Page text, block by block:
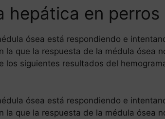
hepática en perros
ósea está respondiendo e
la que la respuesta de la médula ósea
los siguientes resultados del
ósea está respondiendo e
la que la respuesta de la médula ósea